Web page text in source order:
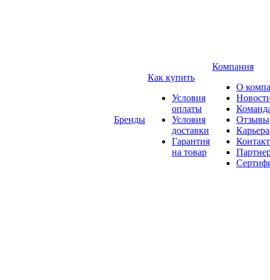
Бренды
Как купить
Условия
оплаты
Условия
доставки
Гарантия
на товар
Компания
О
Отзывы
Карьера